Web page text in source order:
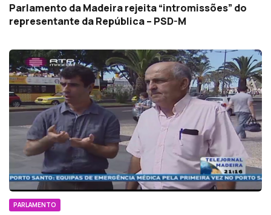
Parlamento da Madeira rejeita “intromissões” do
representante da República – PSD-M
PARLAMENTO